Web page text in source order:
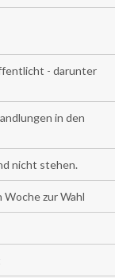
- darunter
in den
nicht stehen.
zur Wahl